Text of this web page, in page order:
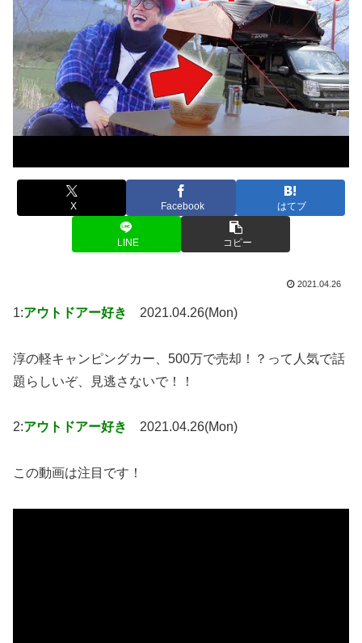
X Facebook はてブ
LINE コピー
2021.04.26
1:アウトドアー好き 2021.04.26(Mon)
淳の軽キャンピングカー、500万で売却！？って人気で話
題らしいぞ、見逃さないで！！
2:アウトドアー好き 2021.04.26(Mon)
この動画は注目です！